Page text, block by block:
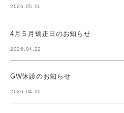
2026.05.11
4月５月矯正日のお知らせ
2026.04.22
GW休診のお知らせ
2026.04.20